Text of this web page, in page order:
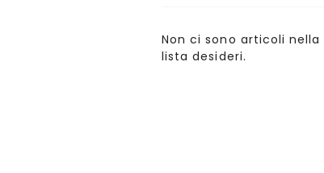
Non ci sono articoli nella
lista desideri.